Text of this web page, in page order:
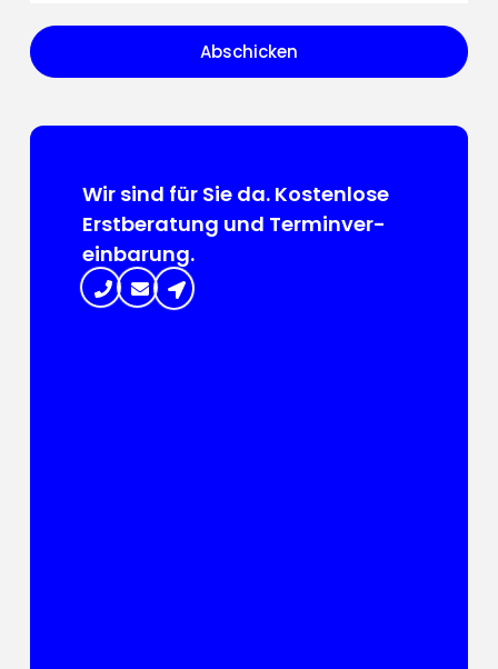
Instagram.mp4?
Abschicken
Wir sind für Sie da. Kosten­lose
Erst­beratung und Termin­ver­
ein­barung.